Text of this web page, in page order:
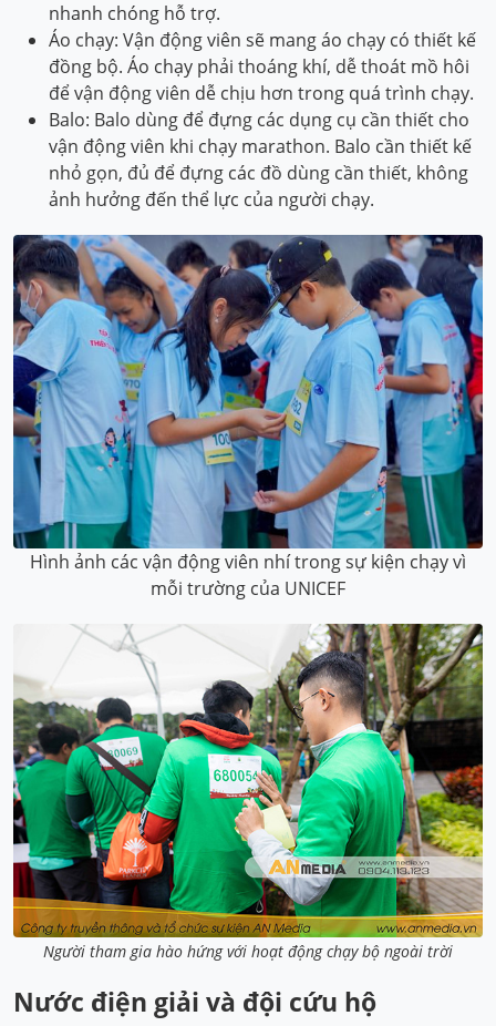
nhanh chóng hỗ trợ.
Áo chạy: Vận động viên sẽ mang áo chạy có thiết kế
đồng bộ. Áo chạy phải thoáng khí, dễ thoát mồ hôi
để vận động viên dễ chịu hơn trong quá trình chạy.
Balo: Balo dùng để đựng các dụng cụ cần thiết cho
vận động viên khi chạy marathon. Balo cần thiết kế
nhỏ gọn, đủ để đựng các đồ dùng cần thiết, không
ảnh hưởng đến thể lực của người chạy.
Hình ảnh các vận động viên nhí trong sự kiện chạy vì
mỗi trường của UNICEF
Người tham gia hào hứng với hoạt động chạy bộ ngoài trời
Nước điện giải và đội cứu hộ